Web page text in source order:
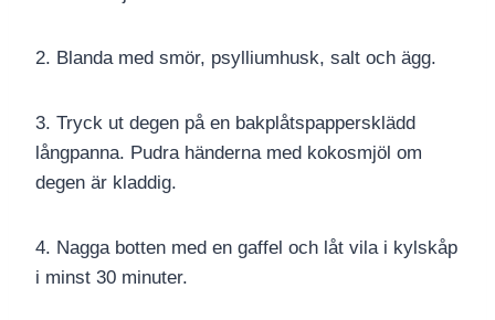
2. Blanda med smör, psylliumhusk, salt och ägg.
3. Tryck ut degen på en bakplåtspappersklädd
långpanna. Pudra händerna med kokosmjöl om
degen är kladdig.
4. Nagga botten med en gaffel och låt vila i kylskåp
i minst 30 minuter.